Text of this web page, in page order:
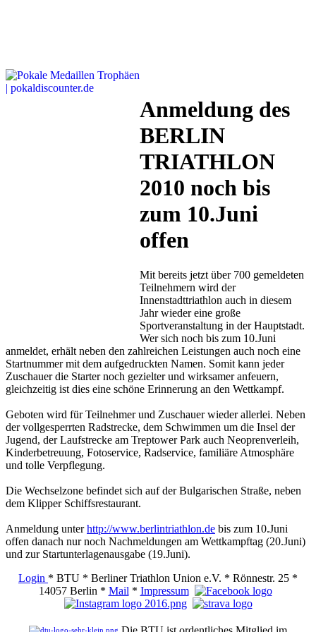
Anmeldung des
BERLIN
TRIATHLON
2010 noch bis
zum 10.Juni
offen
Mit bereits jetzt über 700 gemeldeten
Teilnehmern wird der
Innenstadttriathlon auch in diesem
Jahr wieder eine große
Sportveranstaltung in der Hauptstadt.
Wer sich noch bis zum 10.Juni
anmeldet, erhält neben den zahlreichen Leistungen auch noch eine
Startnummer mit dem aufgedruckten Namen. Somit kann jeder
Zuschauer die Starter noch gezielter und wirksamer anfeuern,
gleichzeitig ist dies eine schöne Erinnerung an den Wettkampf.
Geboten wird für Teilnehmer und Zuschauer wieder allerlei. Neben
der vollgesperrten Radstrecke, dem Schwimmen um die Insel der
Jugend, der Laufstrecke am Treptower Park auch Neoprenverleih,
Kinderbetreuung, Fotoservice, Radservice, familiäre Atmosphäre
und tolle Verpflegung.
Die Wechselzone befindet sich auf der Bulgarischen Straße, neben
dem Klipper Schiffsrestaurant.
Anmeldung unterhttp://www.berlintriathlon.de bis zum 10.Juni
offen danach nur noch Nachmeldungen am Wettkampftag (20.Juni)
und zur Startunterlagenausgabe (19.Juni).
Login * BTU * Berliner Triathlon Union e.V. * Rönnestr. 25 *
14057 Berlin * Mail * Impressum